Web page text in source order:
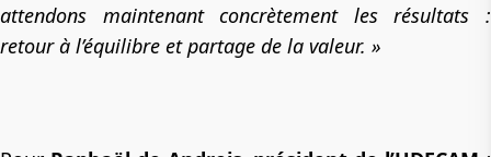
attendons maintenant concrètement les résultats :
retour à l’équilibre et partage de la valeur. »